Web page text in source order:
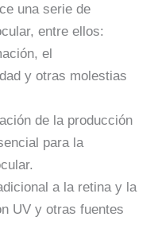
una serie de
entre ellos:
el
y otras molestias
de la producción
para la
a la retina y la
UV y otras fuentes